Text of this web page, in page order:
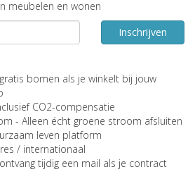
meubelen en wonen
Inschrijven
bomen als je winkelt bij jouw
CO2-compensatie
- Alleen écht groene stroom afsluiten
leven platform
/ internationaal
tijdig een mail als je contract